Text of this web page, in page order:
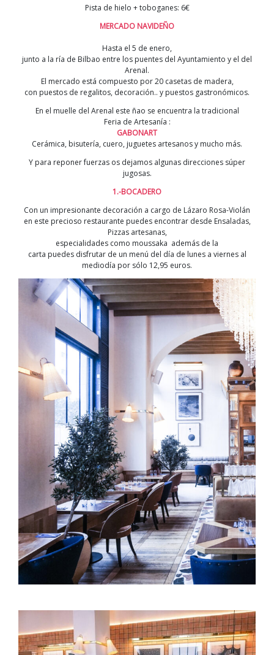
Pista de hielo + toboganes: 6€
MERCADO NAVIDEÑO
Hasta el 5 de enero,
junto a la ría de Bilbao entre los puentes del Ayuntamiento y el del
Arenal.
El mercado está compuesto por 20 casetas de madera,
con puestos de regalitos, decoración.. y puestos gastronómicos.
En el muelle del Arenal este ñao se encuentra la tradicional
Feria de Artesanía :
GABONART
Cerámica, bisutería, cuero, juguetes artesanos y mucho más.
Y para reponer fuerzas os dejamos algunas direcciones súper
jugosas.
1.-BOCADERO
Con un impresionante decoración a cargo de Lázaro Rosa-Violán
en este precioso restaurante puedes encontrar desde Ensaladas,
Pizzas artesanas,
especialidades como moussaka además de la
carta puedes disfrutar de un menú del día de lunes a viernes al
mediodía por sólo 12,95 euros.